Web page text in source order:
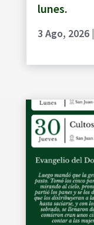
lunes.
3 Ago, 2026|